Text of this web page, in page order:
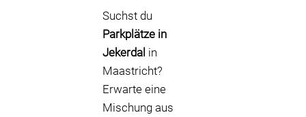
Suchst du
Parkplätze in
Jekerdal in
Maastricht?
Erwarte eine
Mischung aus